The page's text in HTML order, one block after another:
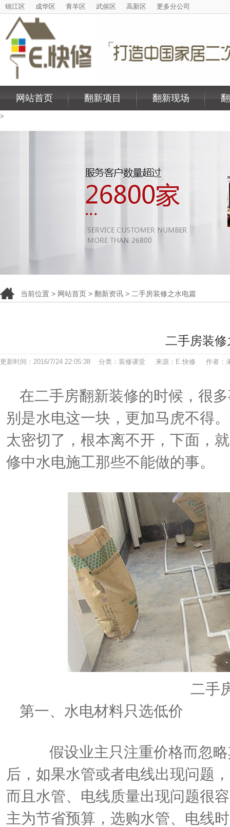
锦江区 成华区 青羊区 武侯区 高新区 更多分公司
网站首页 翻新项目 翻新现场
>
当前位置 > 网站首页 > 翻新资讯 > 二手房装修之水电篇
二手房装
更新时间：2016/7/24 22:05:38 分类：装修课堂 来源：E.快修 作者：
在二手房翻新装修的时候，很
别是水电这一块，更加马虎不得
太密切了，根本离不开，下面，
修中水电施工那些不能做的事。
二手
第一、水电材料只选低价
假设业主只注重价格而忽略
后，如果水管或者电线出现问题
而且水管、电线质量出现问题很
主为节省预算，选购水管、电线